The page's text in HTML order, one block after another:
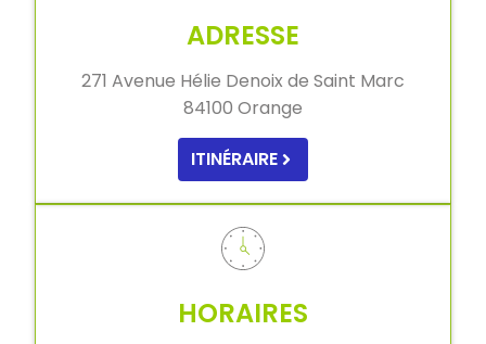
ADRESSE
271 Avenue Hélie Denoix de Saint Marc
84100 Orange
ITINÉRAIRE
HORAIRES